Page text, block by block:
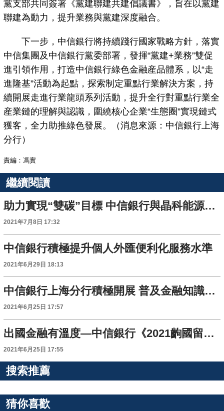
黨支部共同簽署《黨建聯建共建倡議書》，旨在以黨建
聯建為動力，提升業務與黨建深度融合。
下一步，中信銀行將持續踐行國家戰略方針，落實
中信集團及中信銀行黨委部署，發揮“黨建+業務”雙促
進引領作用，打造中信銀行綠色金融産品體系，以“走
進隆基”活動為起點，探索制定重點行業解決方案，持
續開展走進行業龍頭系列活動，提升全行對重點行業全
産業鏈的理解與認識，圍繞核心企業“生態圈”實現鏈式
獲客，全力助推綠色發展。（消息來源：中信銀行上海
分行）
責編：馮實
繼續閱讀
助力實現“雙碳”目標 中信銀行與晶科能源簽署戰略合作協議
2021年7月8日 17:32
中信銀行積極提升個人外匯便利化服務水準
2021年6月29日 18:13
中信銀行上海分行積極開展 普及金融知識萬里行宣傳活動
2021年6月25日 17:57
出國金融有溫度—中信銀行《2021齣國留學藍皮書》在上海發佈
2021年6月25日 17:55
搜索推薦
猜你喜歡